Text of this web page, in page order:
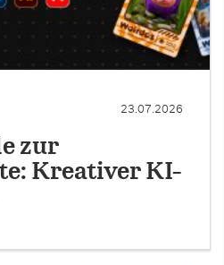
23.07.2026
zur
Kreativer KI-